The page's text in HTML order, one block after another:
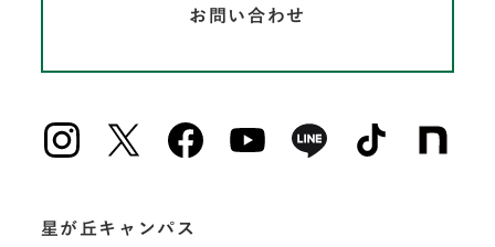
お問い合わせ
星が丘キャンパス